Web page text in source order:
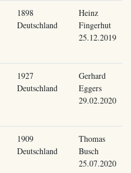
1898
Deutschland
Heinz
Fingerhut
25.12.2019
1927
Deutschland
Gerhard
Eggers
29.02.2020
1909
Deutschland
Thomas
Busch
25.07.2020